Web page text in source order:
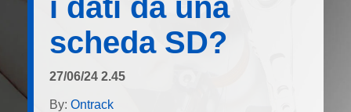
i dati da una
scheda SD?
27/06/24 2.45
By: Ontrack